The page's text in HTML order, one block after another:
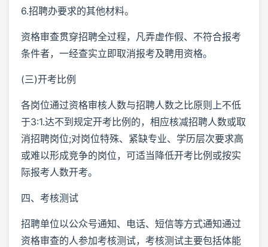
6.招聘办要求的其他材料。
资格审查贯穿招聘全过程，凡弄虚作假、不符合报考
条件者，一经查实立即取消报考及聘用资格。
(三)开考比例
各岗位通过资格审核人数与招聘人数之比原则上不低
于3:1.达不到规定开考比例的，相应核减招聘人数或取
消招聘岗位;对岗位特殊、紧缺专业、学历层次要求高
或难以形成竞争的岗位，可适当降低开考比例或按实
际报考人数开考。
四、考核测试
招聘单位以公众号通知、电话、短信等方式通知通过
资格审查的人参加考核测试，考核测试主要包括体能